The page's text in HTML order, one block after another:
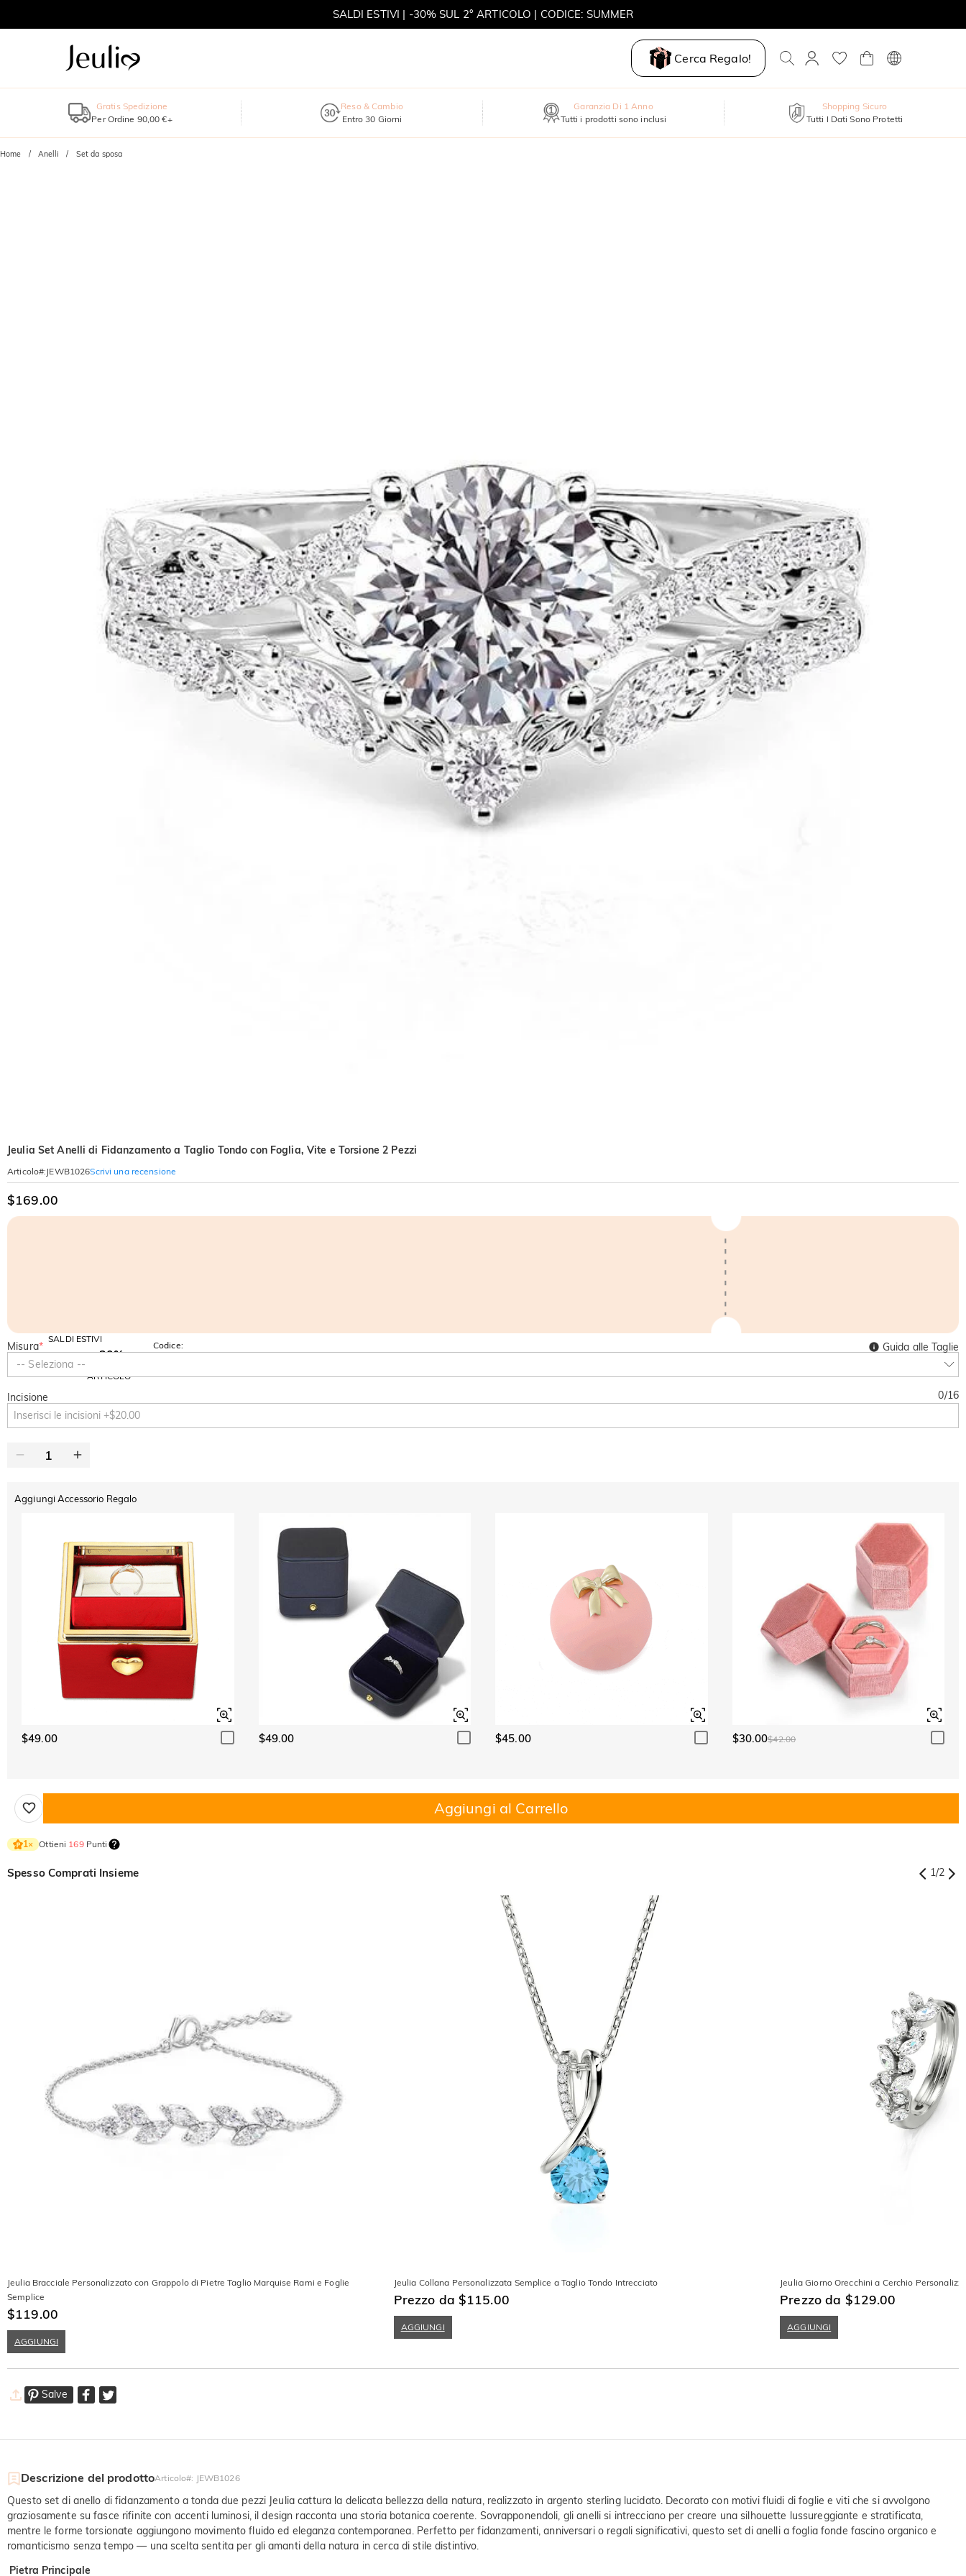
SALDI ESTIVI | -30% SUL 2° ARTICOLO | CODICE: SUMMER
Cerca Regalo!
Gratis Spedizione
Per Ordine 90,00 €+
Reso & Cambio
Entro 30 Giorni
Garanzia Di 1 Anno
Tutti i prodotti sono inclusi
Shopping Sicuro
Tutti I Dati Sono Protetti
Home Anelli Set da sposa
Jeulia Set Anelli di Fidanzamento a Taglio Tondo con Foglia, Vite e Torsione 2 Pezzi
Articolo#: JEWB1026Scrivi una recensione
$169.00
SALDI ESTIVI
-10%
SU TUTTO
-30%
ARTICOLO
Codice:
SUMMER
Misura*
-- Seleziona --
Guida alle Taglie
Incisione 0/16
Aggiungi Accessorio Regalo
$49.00 $49.00 $45.00 $30.00$42.00
Aggiungi al Carrello
1× Ottieni 169Punti
Spesso Comprati Insieme 1/2
Jeulia Bracciale Personalizzato con Grappolo di Pietre Taglio Marquise Rami e Foglie
Semplice
$119.00
AGGIUNGI
Jeulia Collana Personalizzata Semplice a Taglio Tondo Intrecciato
Prezzo da $115.00
AGGIUNGI
Jeulia Giorno Orecchini a Cerchio
Prezzo da $129.00
AGGIUNGI
Salve
Descrizione del prodottoArticolo#: JEWB1026
Questo set di anello di fidanzamento a tonda due pezzi Jeulia cattura la delicata bellezza della natura, realizzato in argento sterling lucidato. Decorato con motivi fluidi di foglie e viti che si avvolgono
graziosamente su fasce rifinite con accenti luminosi, il design racconta una storia botanica coerente. Sovrapponendoli, gli anelli si intrecciano per creare una silhouette lussureggiante e stratificata,
mentre le forme torsionate aggiungono movimento fluido ed eleganza contemporanea. Perfetto per fidanzamenti, anniversari o regali significativi, questo set di anelli a foglia fonde fascino organico e
romanticismo senza tempo — una scelta sentita per gli amanti della natura in cerca di stile distintivo.
Pietra Principale